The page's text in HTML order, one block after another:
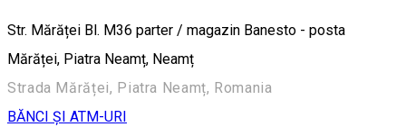
Str. Mărăței Bl. M36 parter / magazin Banesto - posta
Mărăței, Piatra Neamț, Neamț
Strada Mărăței, Piatra Neamț, Romania
BĂNCI ȘI ATM-URI